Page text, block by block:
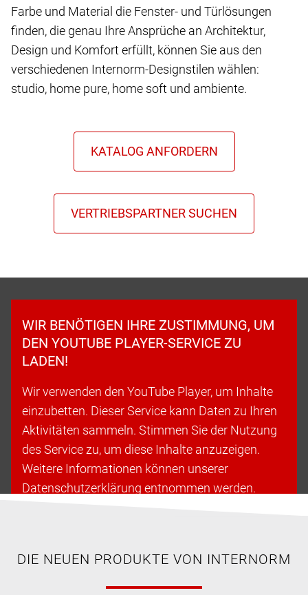
Farbe und Material die Fenster- und Türlösungen
finden, die genau Ihre Ansprüche an Architektur,
Design und Komfort erfüllt, können Sie aus den
verschiedenen Internorm-Designstilen wählen:
studio, home pure, home soft und ambiente.
WIR BENÖTIGEN IHRE ZUSTIMMUNG, UM
DEN YOUTUBE PLAYER-SERVICE ZU
LADEN!
Wir verwenden den YouTube Player, um Inhalte
einzubetten. Dieser Service kann Daten zu Ihren
Aktivitäten sammeln. Stimmen Sie der Nutzung
des Service zu, um diese Inhalte anzuzeigen.
Weitere Informationen können unserer
Datenschutzerklärung entnommen werden.
DIE NEUEN PRODUKTE VON INTERNORM